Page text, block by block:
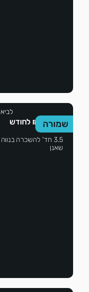
שמורה
4,650 ₪ לחודש
3.5 חד' להשכרה בנווה
שאנן
לביא